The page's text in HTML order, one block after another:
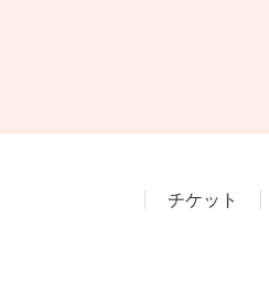
チケット